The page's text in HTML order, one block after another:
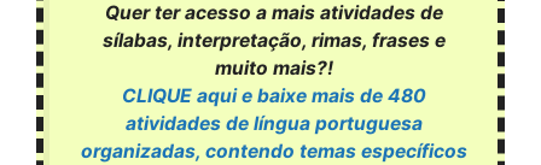
Quer ter acesso a mais atividades de
sílabas, interpretação, rimas, frases e
muito mais?!
CLIQUE aqui e baixe mais de 480
atividades de língua portuguesa
organizadas, contendo temas específicos